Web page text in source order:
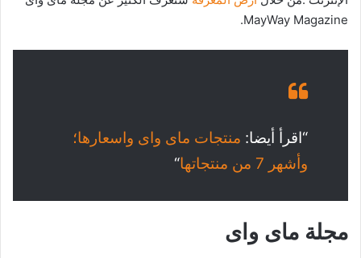
MayWay Magazine.
“اقرأ أيضا: منتجات ماى واى واسعارها؛
وأشهر 7 من منتجاتها
“
مجلة ماى واى